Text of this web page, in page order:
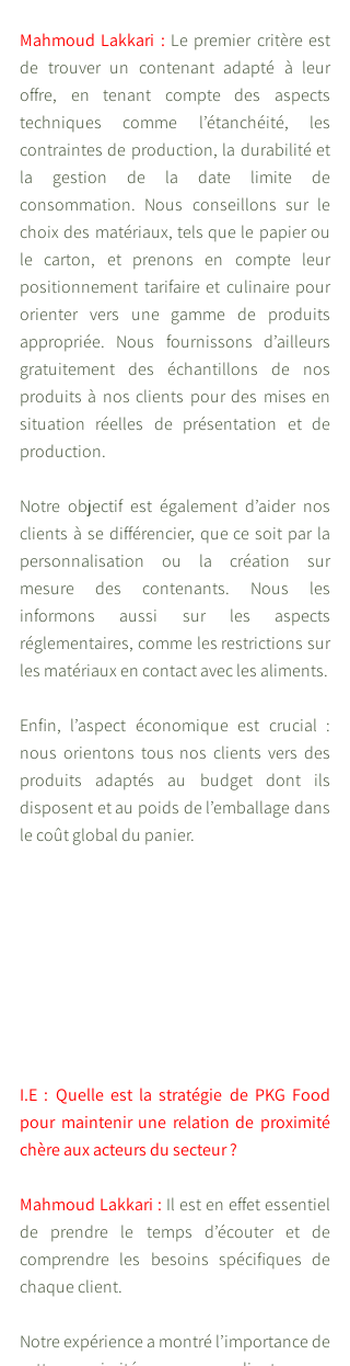
Mahmoud Lakkari : Le premier critère est
de trouver un contenant adapté à leur
offre, en tenant compte des aspects
techniques comme l’étanchéité, les
contraintes de production, la durabilité et
la gestion de la date limite de
consommation. Nous conseillons sur le
choix des matériaux, tels que le papier ou
le carton, et prenons en compte leur
positionnement tarifaire et culinaire pour
orienter vers une gamme de produits
appropriée. Nous fournissons d’ailleurs
gratuitement des échantillons de nos
produits à nos clients pour des mises en
situation réelles de présentation et de
production.
Notre objectif est également d’aider nos
clients à se différencier, que ce soit par la
personnalisation ou la création sur
mesure des contenants. Nous les
informons aussi sur les aspects
réglementaires, comme les restrictions sur
les matériaux en contact avec les aliments.
Enfin, l’aspect économique est crucial :
nous orientons tous nos clients vers des
produits adaptés au budget dont ils
disposent et au poids de l’emballage dans
le coût global du panier.
I.E : Quelle est la stratégie de PKG Food
pour maintenir une relation de proximité
chère aux acteurs du secteur ?
Mahmoud Lakkari : Il est en effet essentiel
de prendre le temps d’écouter et de
comprendre les besoins spécifiques de
chaque client.
Notre expérience a montré l’importance de